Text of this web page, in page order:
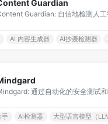
Guardian
Guardian: 自信地检测人
AI 内容生成器 AI抄袭检测器
手 AI检测器 大型语言模型（